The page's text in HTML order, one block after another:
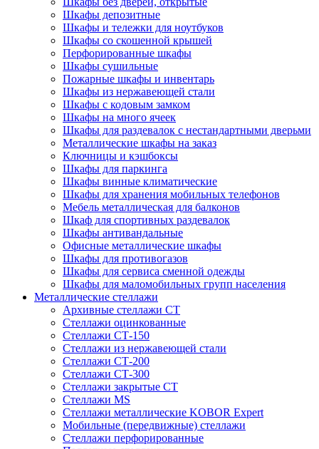
Шкафы депозитные
Шкафы и тележки для ноутбуков
Шкафы со скошенной крышей
Перфорированные шкафы
Шкафы сушильные
Пожарные шкафы и инвентарь
Шкафы из нержавеющей стали
Шкафы с кодовым замком
Шкафы на много ячеек
Шкафы для раздевалок с нестандартными дверьми
Металлические шкафы на заказ
Ключницы и кэшбоксы
Шкафы для паркинга
Шкафы винные климатические
Шкафы для хранения мобильных телефонов
Мебель металлическая для балконов
Шкаф для спортивных раздевалок
Шкафы антивандальные
Офисные металлические шкафы
Шкафы для противогазов
Шкафы для сервиса сменной одежды
Шкафы для маломобильных групп населения
Металлические стеллажи
Архивные стеллажи СТ
Стеллажи оцинкованные
Стеллажи СТ-150
Стеллажи из нержавеющей стали
Стеллажи СТ-200
Стеллажи СТ-300
Стеллажи закрытые СТ
Стеллажи MS
Стеллажи металлические KOBOR Expert
Мобильные (передвижные) стеллажи
Стеллажи перфорированные